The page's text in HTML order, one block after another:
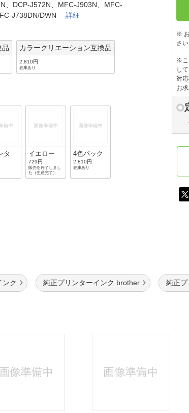
、DCP-J572N、MFC-J903N、MFC-
J738DN/DWN詳細
品 カラークリエーション互換品
2,810円
在庫あり
タ イエロー
729円
販売を終了しまし
た（生産完了）
4色パック
2,810円
在庫あり
※
さい
※こ
し
対
お
ンク 純正プリンターインク brother 純正